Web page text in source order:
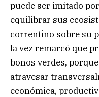
puede ser imitado
equilibrar sus
correntino sobre su
la vez remarcó que
bonos verdes,
atravesar
económica,